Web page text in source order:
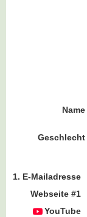
Name
Geschlecht
1. E-Mailadresse
Webseite #1
YouTube